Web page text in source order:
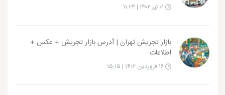
بازار تجریش تهران | آدرس بازار تجریش + عکس +
اطلاعات